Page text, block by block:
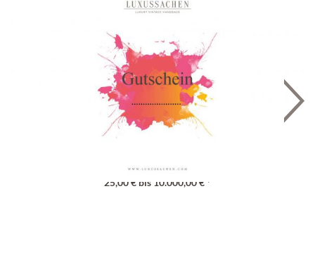
Geschenkgutschein
25,00 € bis 10.000,00 € *